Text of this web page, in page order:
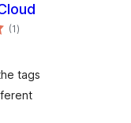
(1एकूण
मूल्यांकन
)
tags